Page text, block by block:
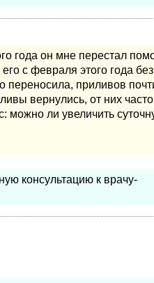
года он мне перестал
с февраля этого года без
переносила, приливов
вернулись, от них часто
можно ли увеличить
консультацию к врачу-